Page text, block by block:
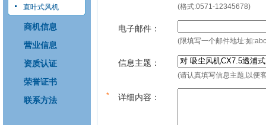
直叶式风机
商机信息
营业信息
资质认证
荣誉证书
联系方法
(格式:0571-12345678)
电子邮件：
(限填写一个邮件地址:如:
信息主题：
(请认真填写信息主题,以便
* 详细内容：